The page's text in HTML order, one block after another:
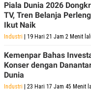
N
S
I
H
S
T
O
C
B
E
L
A
Piala Dunia 2026
TV, Tren Belanja
Ikut Naik
Industri | 19 Hari 21 Jam 2 Menit
Kemenpar Bahas
Konser dengan
Dunia
Industri | 23 Hari 17 Jam 45 Menit